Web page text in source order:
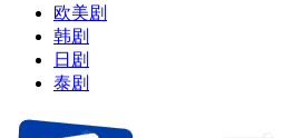
欧美剧
韩剧
日剧
泰剧